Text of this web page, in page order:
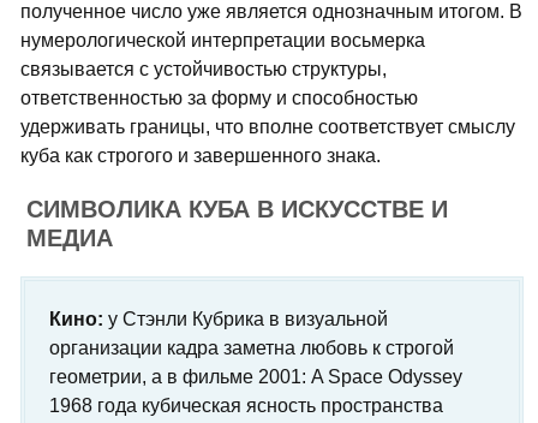
полученное число уже является однозначным итогом. В
нумерологической интерпретации восьмерка
связывается с устойчивостью структуры,
ответственностью за форму и способностью
удерживать границы, что вполне соответствует смыслу
куба как строгого и завершенного знака.
СИМВОЛИКА КУБА В ИСКУССТВЕ И
МЕДИА
Кино: у Стэнли Кубрика в визуальной
организации кадра заметна любовь к строгой
геометрии, а в фильме 2001: A Space Odyssey
1968 года кубическая ясность пространства